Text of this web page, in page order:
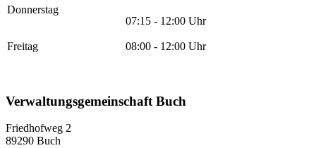
Donnerstag
07:15 - 12:00 Uhr
Freitag 08:00 - 12:00 Uhr
Verwaltungsgemeinschaft Buch
Friedhofweg 2
89290 Buch